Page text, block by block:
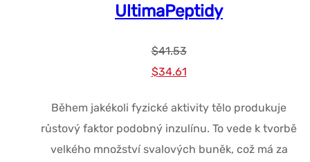
UltimaPeptidy
$41.53
Původní
byla:
$41.53.
$34.61Současná
je:
$34.61.
Během jakékoli fyzické aktivity tělo produkuje
růstový faktor podobný inzulínu. To vede k tvorbě
velkého množství svalových buněk, což má za